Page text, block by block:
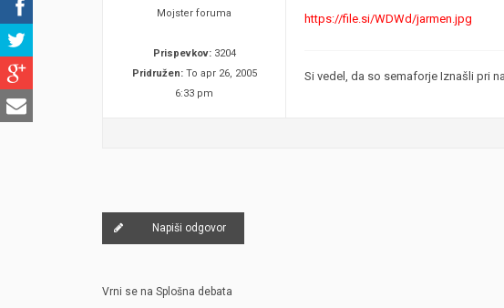
ŽIGA HABJAN
Mojster foruma
Prispevkov:3204
Pridružen:To apr 26, 2005
6:33 pm
https://file.si/WDWd/jarmen.jpg
Si vedel, da so semaforje Iznašli pri
Napiši odgovor
Vrni se na Splošna debata